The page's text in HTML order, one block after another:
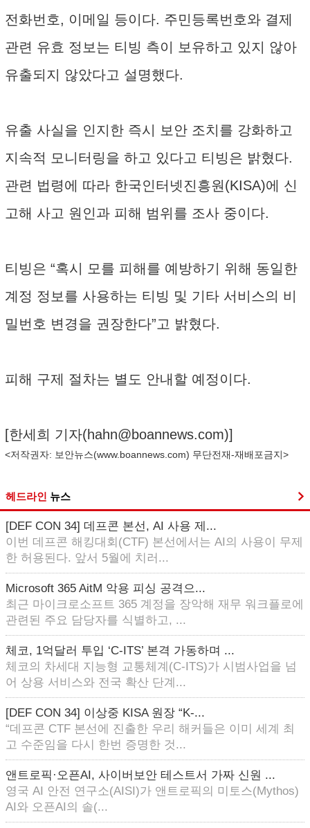
전화번호, 이메일 등이다. 주민등록번호와 결제
관련 유효 정보는 티빙 측이 보유하고 있지 않아
유출되지 않았다고 설명했다.
유출 사실을 인지한 즉시 보안 조치를 강화하고
지속적 모니터링을 하고 있다고 티빙은 밝혔다.
관련 법령에 따라 한국인터넷진흥원(KISA)에 신
고해 사고 원인과 피해 범위를 조사 중이다.
티빙은 “혹시 모를 피해를 예방하기 위해 동일한
계정 정보를 사용하는 티빙 및 기타 서비스의 비
밀번호 변경을 권장한다”고 밝혔다.
피해 구제 절차는 별도 안내할 예정이다.
[한세희 기자(hahn@boannews.com)]
<저작권자: 보안뉴스(www.boannews.com) 무단전재-재배포금지>
헤드라인 뉴스
[DEF CON 34] 데프콘 본선, AI 사용 제...
이번 데프콘 해킹대회(CTF) 본선에서는 AI의 사용이 무제
한 허용된다. 앞서 5월에 치러...
Microsoft 365 AitM 악용 피싱 공격으...
최근 마이크로소프트 365 계정을 장악해 재무 워크플로에
관련된 주요 담당자를 식별하고, ...
체코, 1억달러 투입 ‘C-ITS’ 본격 가동하며 ...
체코의 차세대 지능형 교통체계(C-ITS)가 시범사업을 넘
어 상용 서비스와 전국 확산 단계...
[DEF CON 34] 이상중 KISA 원장 “K-...
“데프콘 CTF 본선에 진출한 우리 해커들은 이미 세계 최
고 수준임을 다시 한번 증명한 것...
앤트로픽·오픈AI, 사이버보안 테스트서 가짜 신원 ...
영국 AI 안전 연구소(AISI)가 앤트로픽의 미토스(Mythos)
AI와 오픈AI의 솔(...